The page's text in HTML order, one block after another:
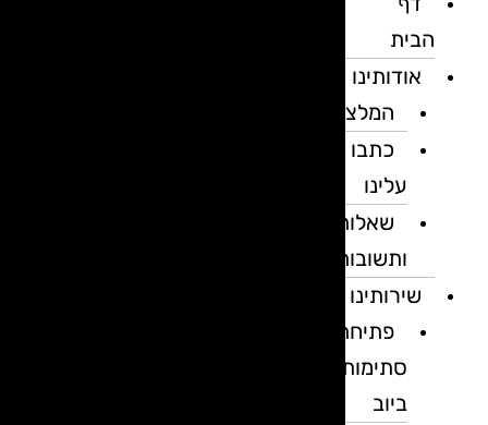
הבית
אודותינו
המלצות
כתבו
עלינו
שאלות
ותשובות
שירותינו
פתיחת
סתימות
ביוב